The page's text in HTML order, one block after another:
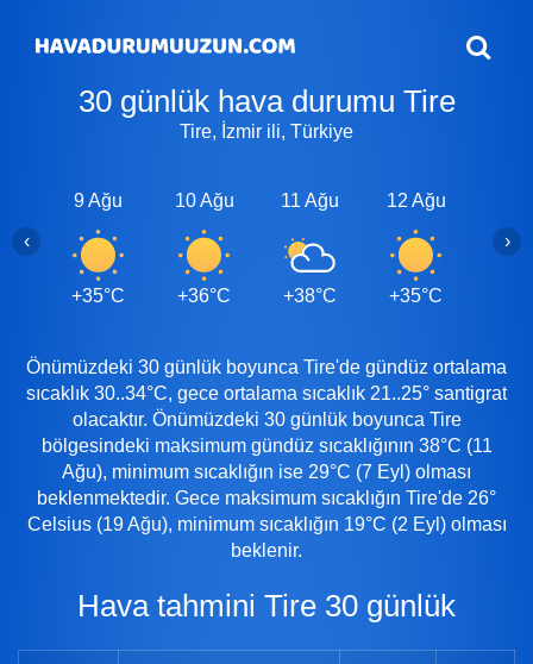
30 günlük hava durumu Tire
Tire, İzmir ili, Türkiye
9 Ağu
+35°C
10 Ağu
+36°C
11 Ağu
+38°C
12 Ağu
+35°C
‹ ›
Önümüzdeki 30 günlük boyunca Tire'de gündüz ortalama
sıcaklık 30..34°C, gece ortalama sıcaklık 21..25° santigrat
olacaktır. Önümüzdeki 30 günlük boyunca Tire
bölgesindeki maksimum gündüz sıcaklığının 38°C (11
Ağu), minimum sıcaklığın ise 29°C (7 Eyl) olması
beklenmektedir. Gece maksimum sıcaklığın Tire'de 26°
Celsius (19 Ağu), minimum sıcaklığın 19°C (2 Eyl) olması
beklenir.
Hava tahmini Tire 30 günlük